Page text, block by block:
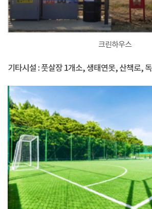
크린하우스
기타시설 : 풋살장 1개소, 생태연못, 산책로,